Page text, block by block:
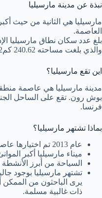
نبذة عن مدينة مارسيليا
مارسيليا هي الثانية من حيث
العاصمة.
والذي بلغت مساحته 240.62 كم2.
اين تقع مارسيليا؟
مدينة مارسيليا هي عاصمة
بوش رون. تقع على الساحل
فرنسا.
بماذا تشتهر مارسيليا؟
عام 2013 تم اختيارها عاصمة للثقاقة الأوروبية.
ميناء مارسيليا أكبر
السياحة من أبرز
تشتهر مارسيليا بوجود
يرى الباحثون من الممكن
ذات غالبية مسلمة.